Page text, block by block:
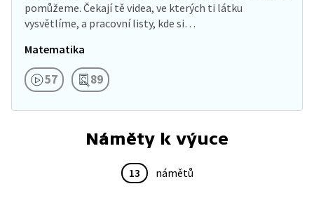
pomůžeme. Čekají tě videa, ve kterých ti látku
vysvětlíme, a pracovní listy, kde si…
Matematika
57 89
Náměty k výuce
13 námětů